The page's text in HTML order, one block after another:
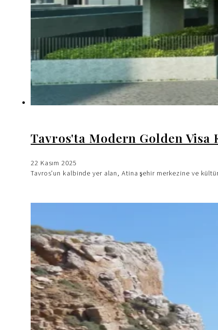
Tavros'ta Modern Golden
22 Kasım 2025
Tavros'un kalbinde yer alan, Atina şehir merkezine ve